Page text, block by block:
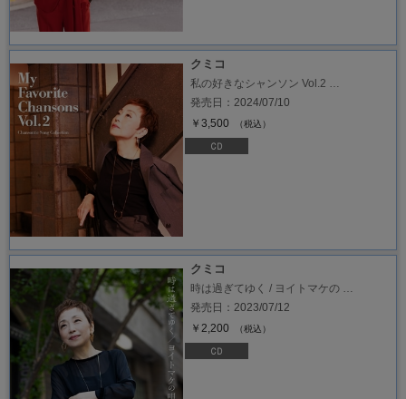
クミコ
私の好きなシャンソン Vol.2 …
発売日：2024/07/10
￥3,500
（税込）
クミコ
時は過ぎてゆく / ヨイトマケの …
発売日：2023/07/12
￥2,200
（税込）